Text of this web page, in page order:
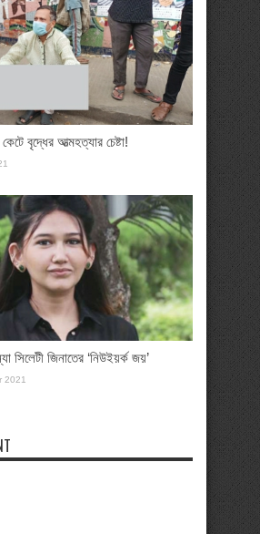
বৃদ্ধের আত্মহত্যার চেষ্টা!
সিলেটী জিনাতের ‘নিউইয়র্ক জয়’
2021